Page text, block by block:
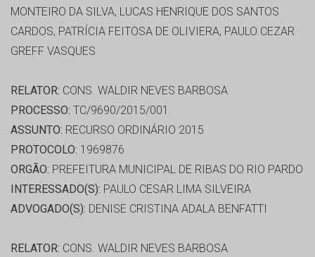
MONTEIRO DA SILVA, LUCAS HENRIQUE DOS SANTOS
CARDOS, PATRÍCIA FEITOSA DE OLIVIERA, PAULO CEZAR
GREFF VASQUES
RELATOR: CONS. WALDIR NEVES BARBOSA
PROCESSO: TC/9690/2015/001
ASSUNTO: RECURSO ORDINÁRIO 2015
PROTOCOLO: 1969876
ORGÃO: PREFEITURA MUNICIPAL DE RIBAS DO RIO PARDO
INTERESSADO(S): PAULO CESAR LIMA SILVEIRA
ADVOGADO(S): DENISE CRISTINA ADALA BENFATTI
RELATOR: CONS. WALDIR NEVES BARBOSA